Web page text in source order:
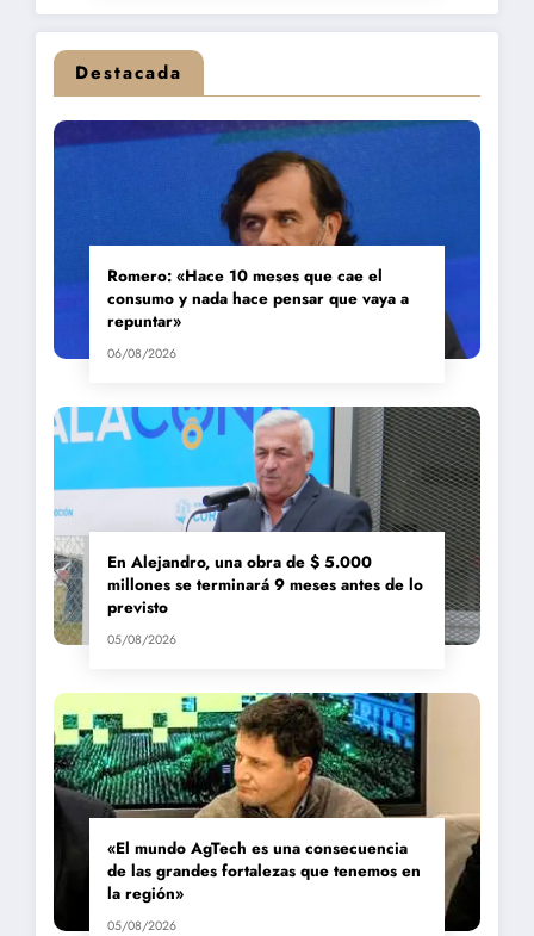
Destacada
Romero: «Hace 10 meses que cae el
consumo y nada hace pensar que vaya a
repuntar»
06/08/2026
En Alejandro, una obra de $ 5.000
millones se terminará 9 meses antes de lo
previsto
05/08/2026
«El mundo AgTech es una consecuencia
de las grandes fortalezas que tenemos en
la región»
05/08/2026